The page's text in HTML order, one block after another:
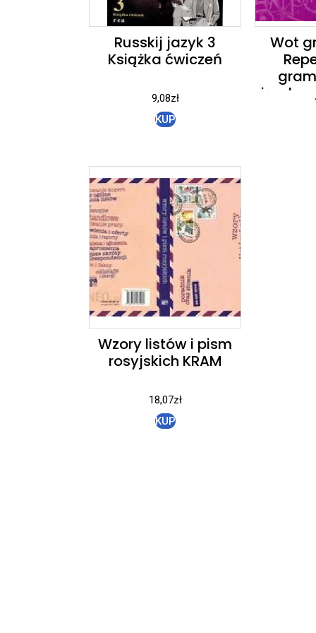
Russkij jazyk 3
Książka ćwiczeń
9,08zł
KUP
Wot
języka
Wzory listów i pism
rosyjskich KRAM
18,07zł
KUP